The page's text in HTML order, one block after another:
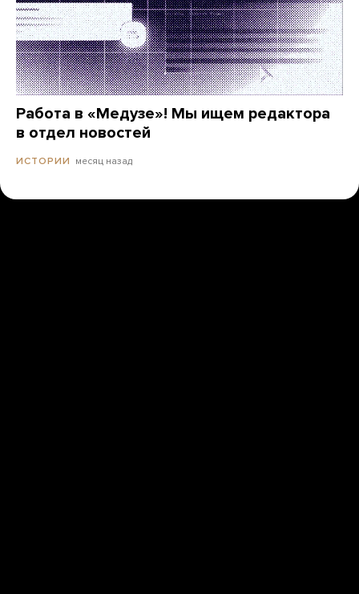
Работа в «Медузе»! Мы ищем редактора
в отдел новостей
ИСТОРИИ месяц назад